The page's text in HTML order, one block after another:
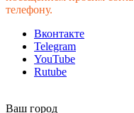
телефону.
Вконтакте
Telegram
YouTube
Rutube
Ваш город